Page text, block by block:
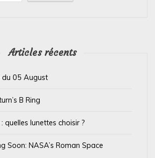
Articles récents
du 05 August
B Ring
quelles lunettes choisir ?
Soon: NASA’s Roman Space